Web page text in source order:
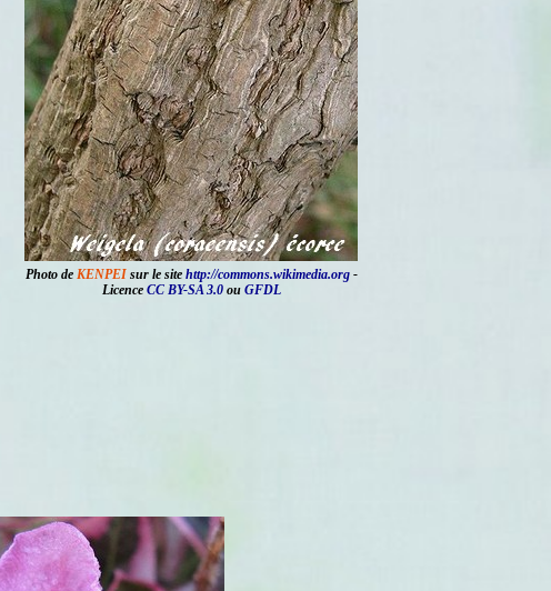
Photo de KENPEIsur le site http://commons.wikimedia.org-
Licence CC BY-SA 3.0ou GFDL